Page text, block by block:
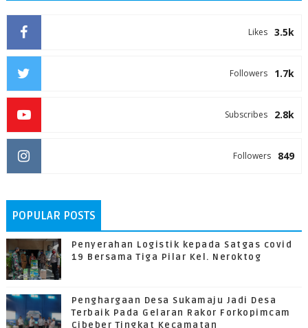
3.5k
Likes
1.7k
Followers
2.8k
Subscribes
849
Followers
POPULAR POSTS
Penyerahan Logistik kepada Satgas covid
19 Bersama Tiga Pilar Kel. Neroktog
Penghargaan Desa Sukamaju Jadi Desa
Terbaik Pada Gelaran Rakor Forkopimcam
Cibeber Tingkat Kecamatan